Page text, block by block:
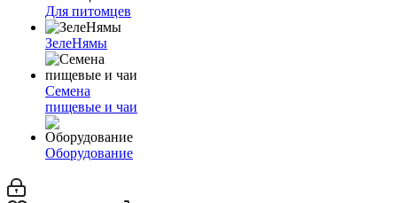
Для питомцев
ЗелеНямы
Семена
пищевые и чаи
Оборудование